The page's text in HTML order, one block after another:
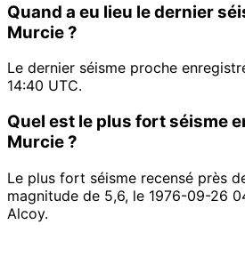
Quand a eu lieu le dernier
Murcie ?
Le dernier séisme proche
14:40 UTC.
Quel est le plus fort séisme
Murcie ?
Le plus fort séisme recensé près
magnitude de 5,6, le 1976-09-26
Alcoy.